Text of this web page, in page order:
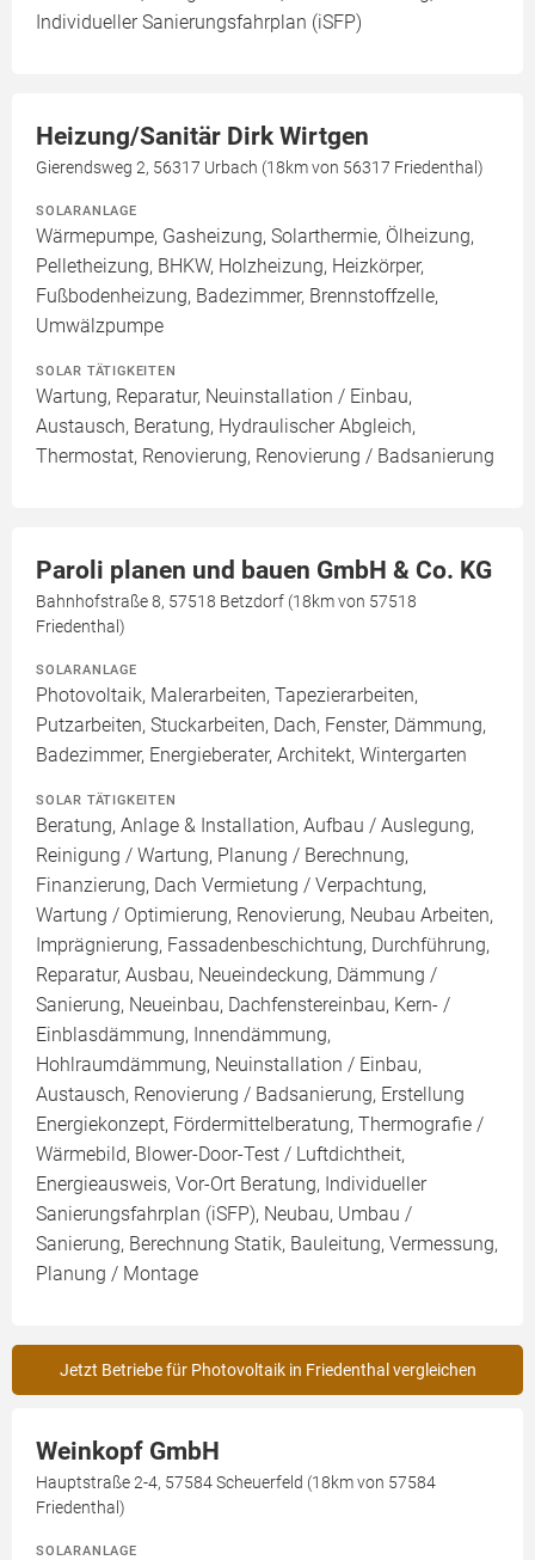
Individueller Sanierungsfahrplan (iSFP)
Heizung/Sanitär Dirk Wirtgen
Gierendsweg 2, 56317 Urbach (18km von 56317 Friedenthal)
SOLARANLAGE
Wärmepumpe, Gasheizung, Solarthermie, Ölheizung,
Pelletheizung, BHKW, Holzheizung, Heizkörper,
Fußbodenheizung, Badezimmer, Brennstoffzelle,
Umwälzpumpe
SOLAR TÄTIGKEITEN
Wartung, Reparatur, Neuinstallation / Einbau,
Austausch, Beratung, Hydraulischer Abgleich,
Thermostat, Renovierung, Renovierung / Badsanierung
Paroli planen und bauen GmbH & Co. KG
Bahnhofstraße 8, 57518 Betzdorf (18km von 57518
Friedenthal)
SOLARANLAGE
Photovoltaik, Malerarbeiten, Tapezierarbeiten,
Putzarbeiten, Stuckarbeiten, Dach, Fenster, Dämmung,
Badezimmer, Energieberater, Architekt, Wintergarten
SOLAR TÄTIGKEITEN
Beratung, Anlage & Installation, Aufbau / Auslegung,
Reinigung / Wartung, Planung / Berechnung,
Finanzierung, Dach Vermietung / Verpachtung,
Wartung / Optimierung, Renovierung, Neubau Arbeiten,
Imprägnierung, Fassadenbeschichtung, Durchführung,
Reparatur, Ausbau, Neueindeckung, Dämmung /
Sanierung, Neueinbau, Dachfenstereinbau, Kern- /
Einblasdämmung, Innendämmung,
Hohlraumdämmung, Neuinstallation / Einbau,
Austausch, Renovierung / Badsanierung, Erstellung
Energiekonzept, Fördermittelberatung, Thermografie /
Wärmebild, Blower-Door-Test / Luftdichtheit,
Energieausweis, Vor-Ort Beratung, Individueller
Sanierungsfahrplan (iSFP), Neubau, Umbau /
Sanierung, Berechnung Statik, Bauleitung, Vermessung,
Planung / Montage
Jetzt Betriebe für Photovoltaik in Friedenthal vergleichen
Weinkopf GmbH
Hauptstraße 2-4, 57584 Scheuerfeld (18km von 57584
Friedenthal)
SOLARANLAGE